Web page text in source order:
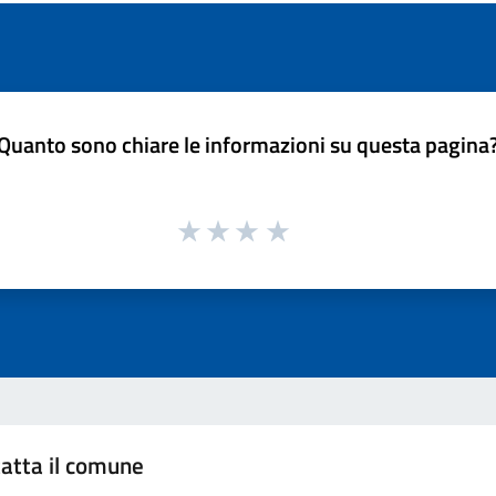
sono chiare le informazioni su questa
il comune